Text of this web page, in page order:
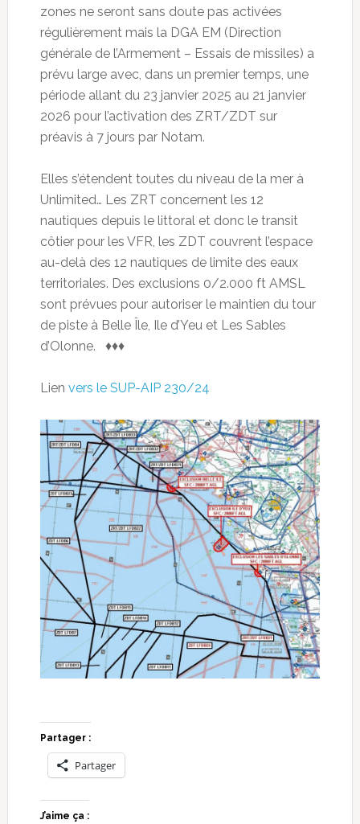
zones ne seront sans doute pas activées
régulièrement mais la DGA EM (Direction
générale de l’Armement – Essais de missiles) a
prévu large avec, dans un premier temps, une
période allant du 23 janvier 2025 au 21 janvier
2026 pour l’activation des ZRT/ZDT sur
préavis à 7 jours par Notam.
Elles s’étendent toutes du niveau de la mer à
Unlimited… Les ZRT concernent les 12
nautiques depuis le littoral et donc le transit
côtier pour les VFR, les ZDT couvrent l’espace
au-delà des 12 nautiques de limite des eaux
territoriales. Des exclusions 0/2.000 ft AMSL
sont prévues pour autoriser le maintien du tour
de piste à Belle Île, Ile d’Yeu et Les Sables
d’Olonne. ♦♦♦
Lien vers le SUP-AIP 230/24
Partager :
Partager
J’aime ça :